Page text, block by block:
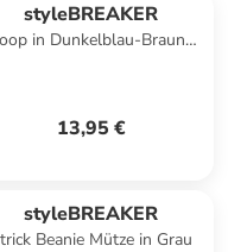
styleBREAKER
in Dunkelblau-Braun-
13,95 €
styleBREAKER
Beanie Mütze in Grau